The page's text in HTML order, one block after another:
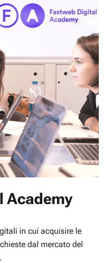
Academy
in cui acquisire le
dal mercato del